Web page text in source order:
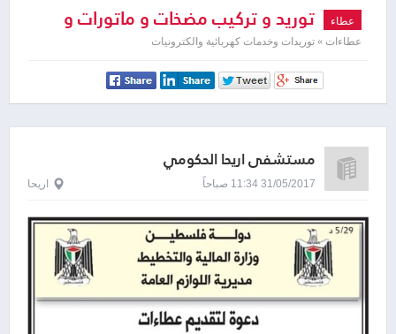
عطاء توريد و تركيب مضخات و ماتورات و
لوحة كهربائية
عطاءات » توريدات وخدمات كهربائية والكترونيات
مستشفى اريحا الحكومي
31/05/2017 11:34 صباحاً اريحا